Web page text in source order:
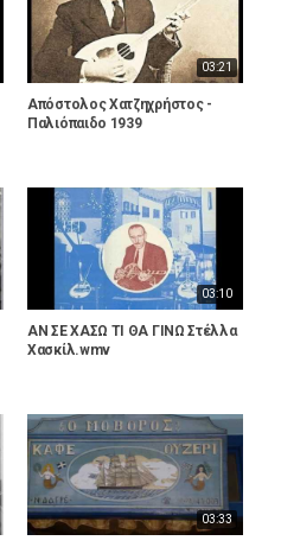
03:21
Απόστολος Χατζηχρήστος -
Παλιόπαιδο 1939
03:10
ΑΝ ΣΕ ΧΑΣΩ ΤΙ ΘΑ ΓΙΝΩ Στέλλα
Χασκίλ.wmv
03:33